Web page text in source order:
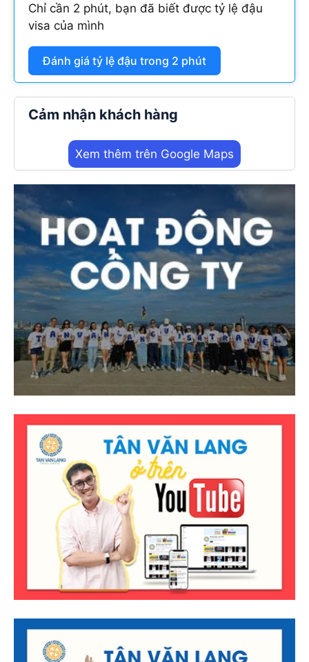
Chỉ cần 2 phút, bạn đã biết được tỷ lệ đậu
visa của mình
Đánh giá tỷ lệ đậu trong 2 phút
Cảm nhận khách hàng
Xem thêm trên Google Maps